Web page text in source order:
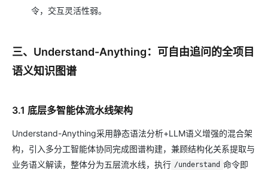
令，交互灵活性弱。
三、Understand-Anything：可自由追问的全项目
语义知识图谱
3.1 底层多智能体流水线架构
Understand-Anything采用静态语法分析+LLM语义增强的混合架
构，引入多分工智能体协同完成图谱构建，兼顾结构化关系提取与
业务语义解读，整体分为五层流水线，执行 /understand 命令即